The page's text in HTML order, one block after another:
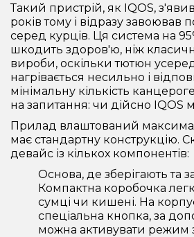
Такий пристрій, як IQOS,
років тому і відразу завоював
серед курців. Ця система на
шкодить здоров'ю, ніж
вироби, оскільки тютюн
нагрівається несильно і
мінімальну кількість
на запитання: чи дійсно
Прилад влаштований
має стандартну конструкцію.
девайс із кількох компонентів:
Основа, де зберігають та
Компактна коробочка
сумці чи кишені. На
спеціальна кнопка, за
можна активувати режим